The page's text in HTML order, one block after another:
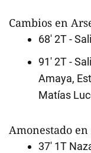
Cambios en
68' 2T -
91' 2T -
Amaya,
Matías
Amonestado
37' 1T